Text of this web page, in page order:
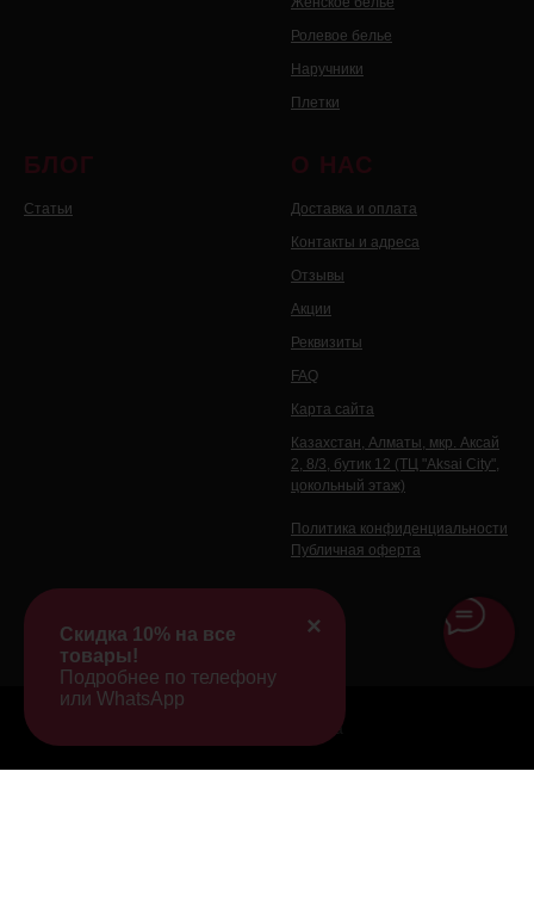
×
Скидка 10% на все
товары!
Подробнее по телефону
или WhatsApp
Ролевое белье
Наручники
Плетки
БЛОГ
Статьи
О НАС
Доставка и оплата
Контакты и адреса
Отзывы
Акции
Реквизиты
FAQ
Карта сайта
Казахстан, Алматы, мкр. Аксай
2, 8/3, бутик 12 (ТЦ "Aksai City",
цокольный этаж)
Политика конфиденциальности
Публичная оферта
Tilda